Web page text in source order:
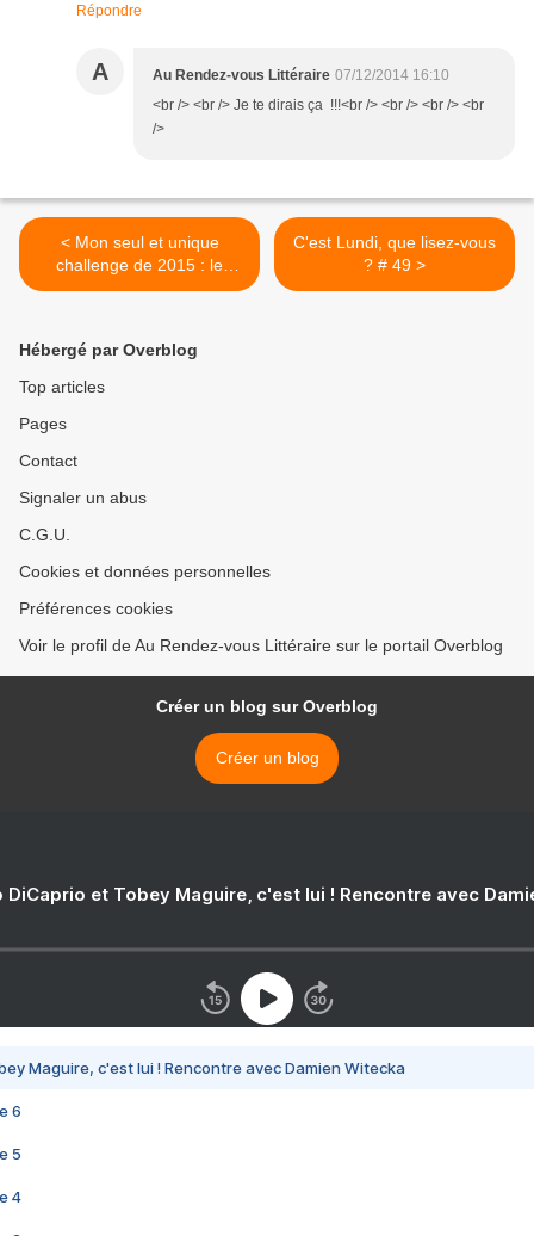
Répondre
A Au Rendez-vous Littéraire 07/12/2014 16:10
<br /> <br /> Je te dirais ça !!!<br /> <br /> <br /> <br
/>
< Mon seul et unique
challenge de 2015 : le
challenge 1 mois 1
C'est Lundi, que lisez-vous
? # 49 >
Hébergé par Overblog
Top articles
Pages
Contact
Signaler un abus
C.G.U.
Cookies et données personnelles
Préférences cookies
Voir le profil de Au Rendez-vous Littéraire sur le portail Overblog
Créer un blog sur Overblog
Créer un blog
DiCaprio et Tobey Maguire, c'est lui ! Rencontre avec
Maguire, c'est lui ! Rencontre avec Damien Witecka
6
5
4